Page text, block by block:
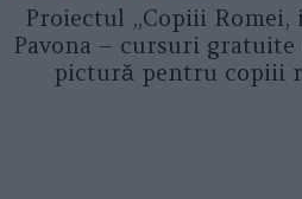
Proiectul „Copiii Romei,
Pavona – cursuri
pictură pentru copiii